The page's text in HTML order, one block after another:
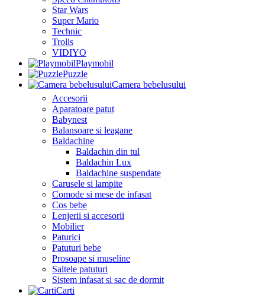
Star Wars
Super Mario
Technic
Trolls
VIDIYO
Playmobil
Puzzle
Camera bebelusului
Accesorii
Aparatoare patut
Babynest
Balansoare si leagane
Baldachine
Baldachin din tul
Baldachin Lux
Baldachine suspendate
Carusele si lampite
Comode si mese de infasat
Cos bebe
Lenjerii si accesorii
Mobilier
Paturici
Patuturi bebe
Prosoape si museline
Saltele patuturi
Sistem infasat si sac de dormit
Carti